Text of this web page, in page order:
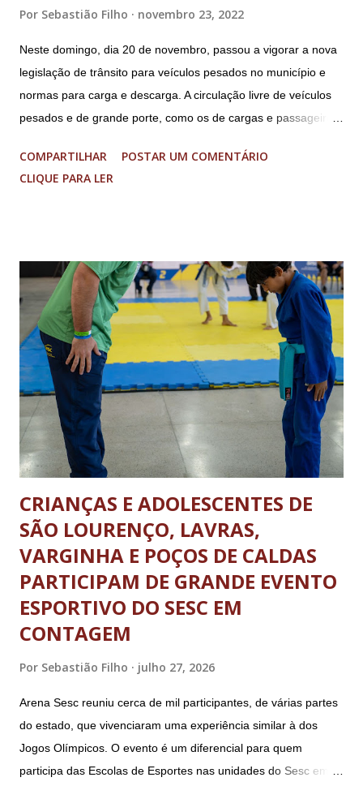
Por Sebastião Filho novembro 23, 2022
Neste domingo, dia 20 de novembro, passou a vigorar a nova
legislação de trânsito para veículos pesados no município e
normas para carga e descarga. A circulação livre de veículos
pesados e de grande porte, como os de cargas e passageiros
Tijuco (com total liberdade apenas no Colônia). No centro
histórico e área restrita à circulação de veículos cujo peso
das 08h às 18h; aos sábados das 08h às 13h; Nos domingos e
feriados livres. Haverá tolerância de 30 minutos, após o
término dos horários estabelecidos aos veículos que já se
encontrarem em operação de descarga. A nova legislação vale
para os ônibus que viajam entre estados e municípios quanto
carretas e caminhões pesados. A determinação não se aplica
aos ônibus que realizam o transporte dentro da...
COMPARTILHAR
POSTAR UM COMENTÁRIO
CLIQUE PARA LER
CRIANÇAS E ADOLESCENTES DE
SÃO LOURENÇO, LAVRAS,
VARGINHA E POÇOS DE CALDAS
PARTICIPAM DE GRANDE EVENTO
ESPORTIVO DO SESC EM
CONTAGEM
Por Sebastião Filho julho 27, 2026
Arena Sesc reuniu cerca de mil participantes, de várias partes
do estado, que vivenciaram uma experiência similar à dos
Jogos Olímpicos. O evento é um diferencial para quem
participa das Escolas de Esportes nas unidades do Sesc em